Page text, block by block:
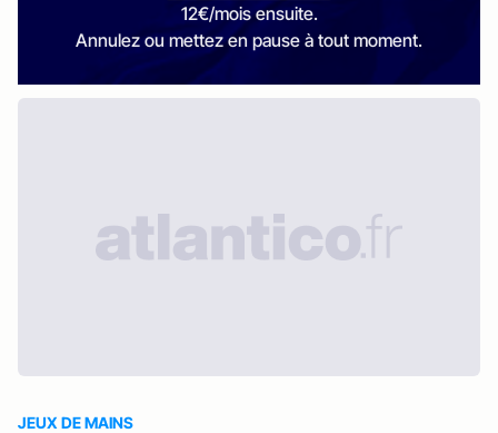
12€/mois ensuite.
Annulez ou mettez en pause à tout moment.
JEUX DE MAINS